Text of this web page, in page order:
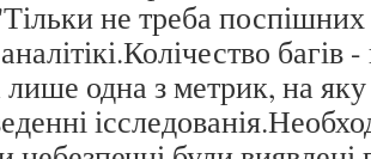
не треба
багів
лише одна з метрик, на